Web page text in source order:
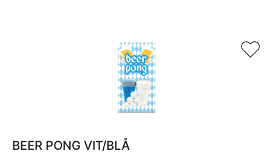
BEER PONG VIT/BLÅ